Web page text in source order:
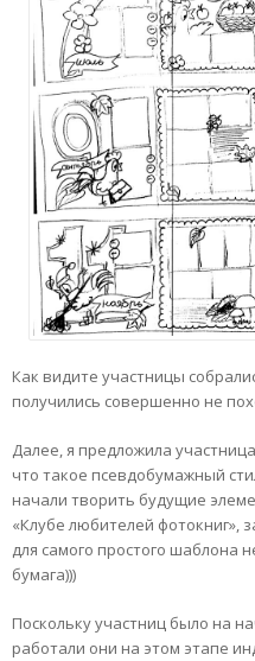
Как видите участницы
получились совершенно не
Далее, я предложила
что такое псевдобумажный
начали творить будущие
«Клубе любителей фотокниг»,
для самого простого шаблона
бумага)))
Поскольку участниц было на
работали они на этом этапе